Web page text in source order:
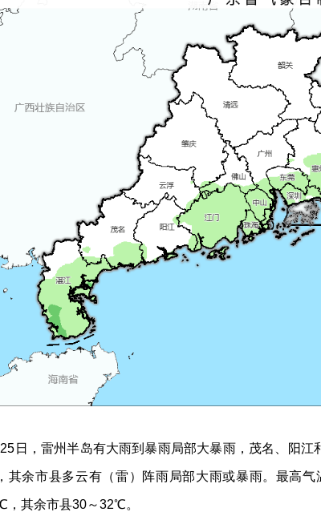
日，雷州半岛有大雨到暴雨局部大暴雨，茂名、阳
其余市县多云有（雷）阵雨局部大雨或暴雨。最高
，其余市县30～32℃。